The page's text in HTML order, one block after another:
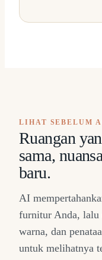
LIHAT SEBELUM
Ruangan
sama,
baru.
AI
furnitur Anda, lalu
warna, dan
untuk melihatnya